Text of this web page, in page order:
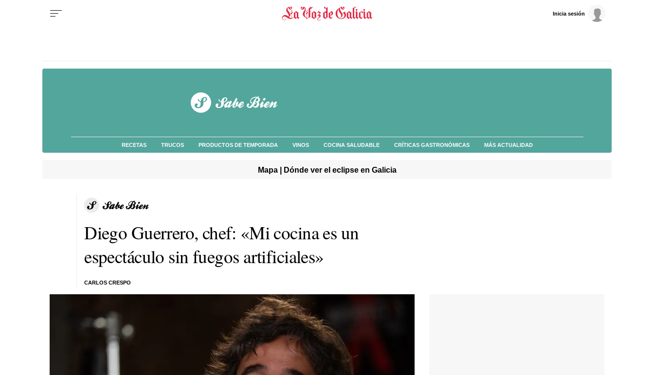
Inicia sesión
RECETAS TRUCOS PRODUCTOS DE TEMPORADA VINOS COCINA SALUDABLE CRÍTICAS GASTRONÓMICAS MÁS ACTUALIDAD
Mapa | Dónde ver el eclipse en Galicia
Diego Guerrero, chef: «Mi cocina es un
espectáculo sin fuegos artificiales»
CARLOS CRESPO